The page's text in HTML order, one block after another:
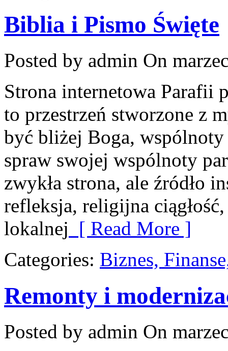
Biblia i Pismo Święte
Posted by admin On
Strona internetowa Parafii
to przestrzeń stworzone z
być bliżej Boga, wspólnoty
spraw swojej wspólnoty
zwykła strona, ale źródło
refleksja, religijna
lokalnej [ Read More ]
Categories: Biznes,
Remonty i
Posted by admin On